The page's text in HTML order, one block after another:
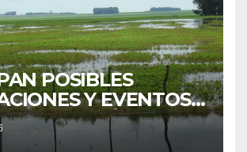
POSIBLES
Y EVENTOS
“PODRÍA SER UN
IMPORTANTE”